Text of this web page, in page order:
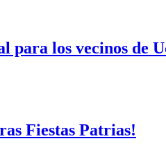
para los vecinos de
Fiestas Patrias!